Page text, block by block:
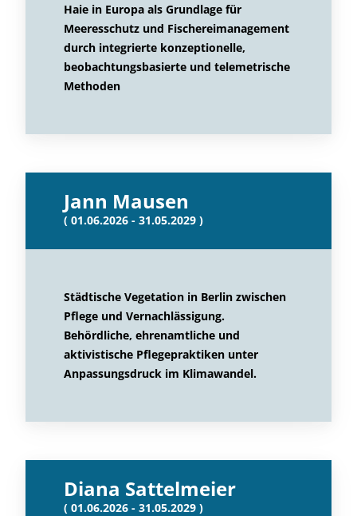
Haie in Europa als Grundlage für
Meeresschutz und Fischereimanagement
durch integrierte konzeptionelle,
beobachtungsbasierte und telemetrische
Methoden
Jann Mausen
( 01.06.2026 - 31.05.2029 )
Städtische Vegetation in Berlin zwischen
Pflege und Vernachlässigung.
Behördliche, ehrenamtliche und
aktivistische Pflegepraktiken unter
Anpassungsdruck im Klimawandel.
Diana Sattelmeier
( 01.06.2026 - 31.05.2029 )